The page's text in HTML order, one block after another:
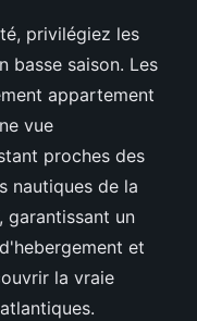
privilégiez les
basse saison. Les
appartement
vue
proches des
nautiques de la
garantissant un
et
la vraie